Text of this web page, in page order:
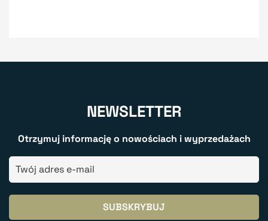
NEWSLETTER
Otrzymuj informację o nowościach i wyprzedażach